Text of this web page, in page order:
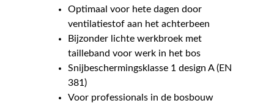
Optimaal voor hete dagen door
ventilatiestof aan het achterbeen
Bijzonder lichte werkbroek met
tailleband voor werk in het bos
Snijbeschermingsklasse 1 design A (EN
381)
Voor professionals in de bosbouw